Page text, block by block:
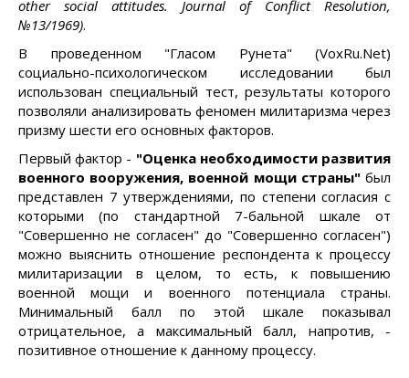
other social attitudes. Journal of Conflict Resolution,
№13/1969).
В проведенном "Гласом Рунета" (VoxRu.Net)
социально-психологическом исследовании был
использован специальный тест, результаты которого
позволяли анализировать феномен милитаризма через
призму шести его основных факторов.
Первый фактор - "Оценка необходимости развития
военного вооружения, военной мощи страны" был
представлен 7 утверждениями, по степени согласия с
которыми (по стандартной 7-бальной шкале от
"Совершенно не согласен" до "Совершенно согласен")
можно выяснить отношение респондента к процессу
милитаризации в целом, то есть, к повышению
военной мощи и военного потенциала страны.
Минимальный балл по этой шкале показывал
отрицательное, а максимальный балл, напротив, -
позитивное отношение к данному процессу.